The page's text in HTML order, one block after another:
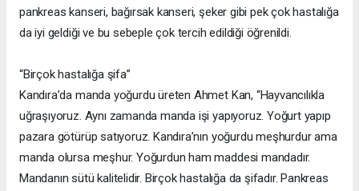
pankreas kanseri, bağırsak kanseri, şeker gibi pek çok hastalığa
da iyi geldiği ve bu sebeple çok tercih edildiği öğrenildi.
“Birçok hastalığa şifa”
Kandıra’da manda yoğurdu üreten Ahmet Kan, “Hayvancılıkla
uğraşıyoruz. Aynı zamanda manda işi yapıyoruz. Yoğurt yapıp
pazara götürüp satıyoruz. Kandıra’nın yoğurdu meşhurdur ama
manda olursa meşhur. Yoğurdun ham maddesi mandadır.
Mandanın sütü kalitelidir. Birçok hastalığa da şifadır. Pankreas